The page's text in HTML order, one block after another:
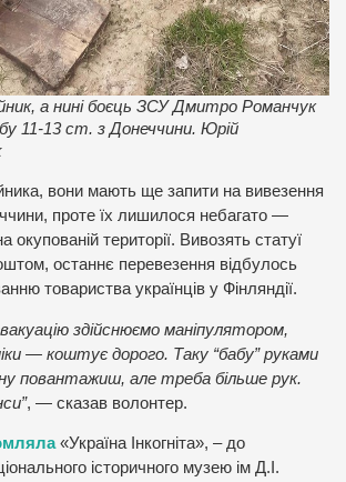
а нині боєць ЗСУ Дмитро Романчук
11-13 ст. з Донеччини. Юрій
вони мають ще запити на вивезення
проте їх лишилося небагато —
окупованій території. Вивозять статуї
останнє перевезення відбулось
товариства українців у Фінляндії.
здійснюємо маніпулятором,
— коштує дорого. Таку “бабу” руками
повантажиш, але треба більше рук.
, — сказав волонтер.
«Україна Інкогніта», – до
історичного музею ім Д.І.